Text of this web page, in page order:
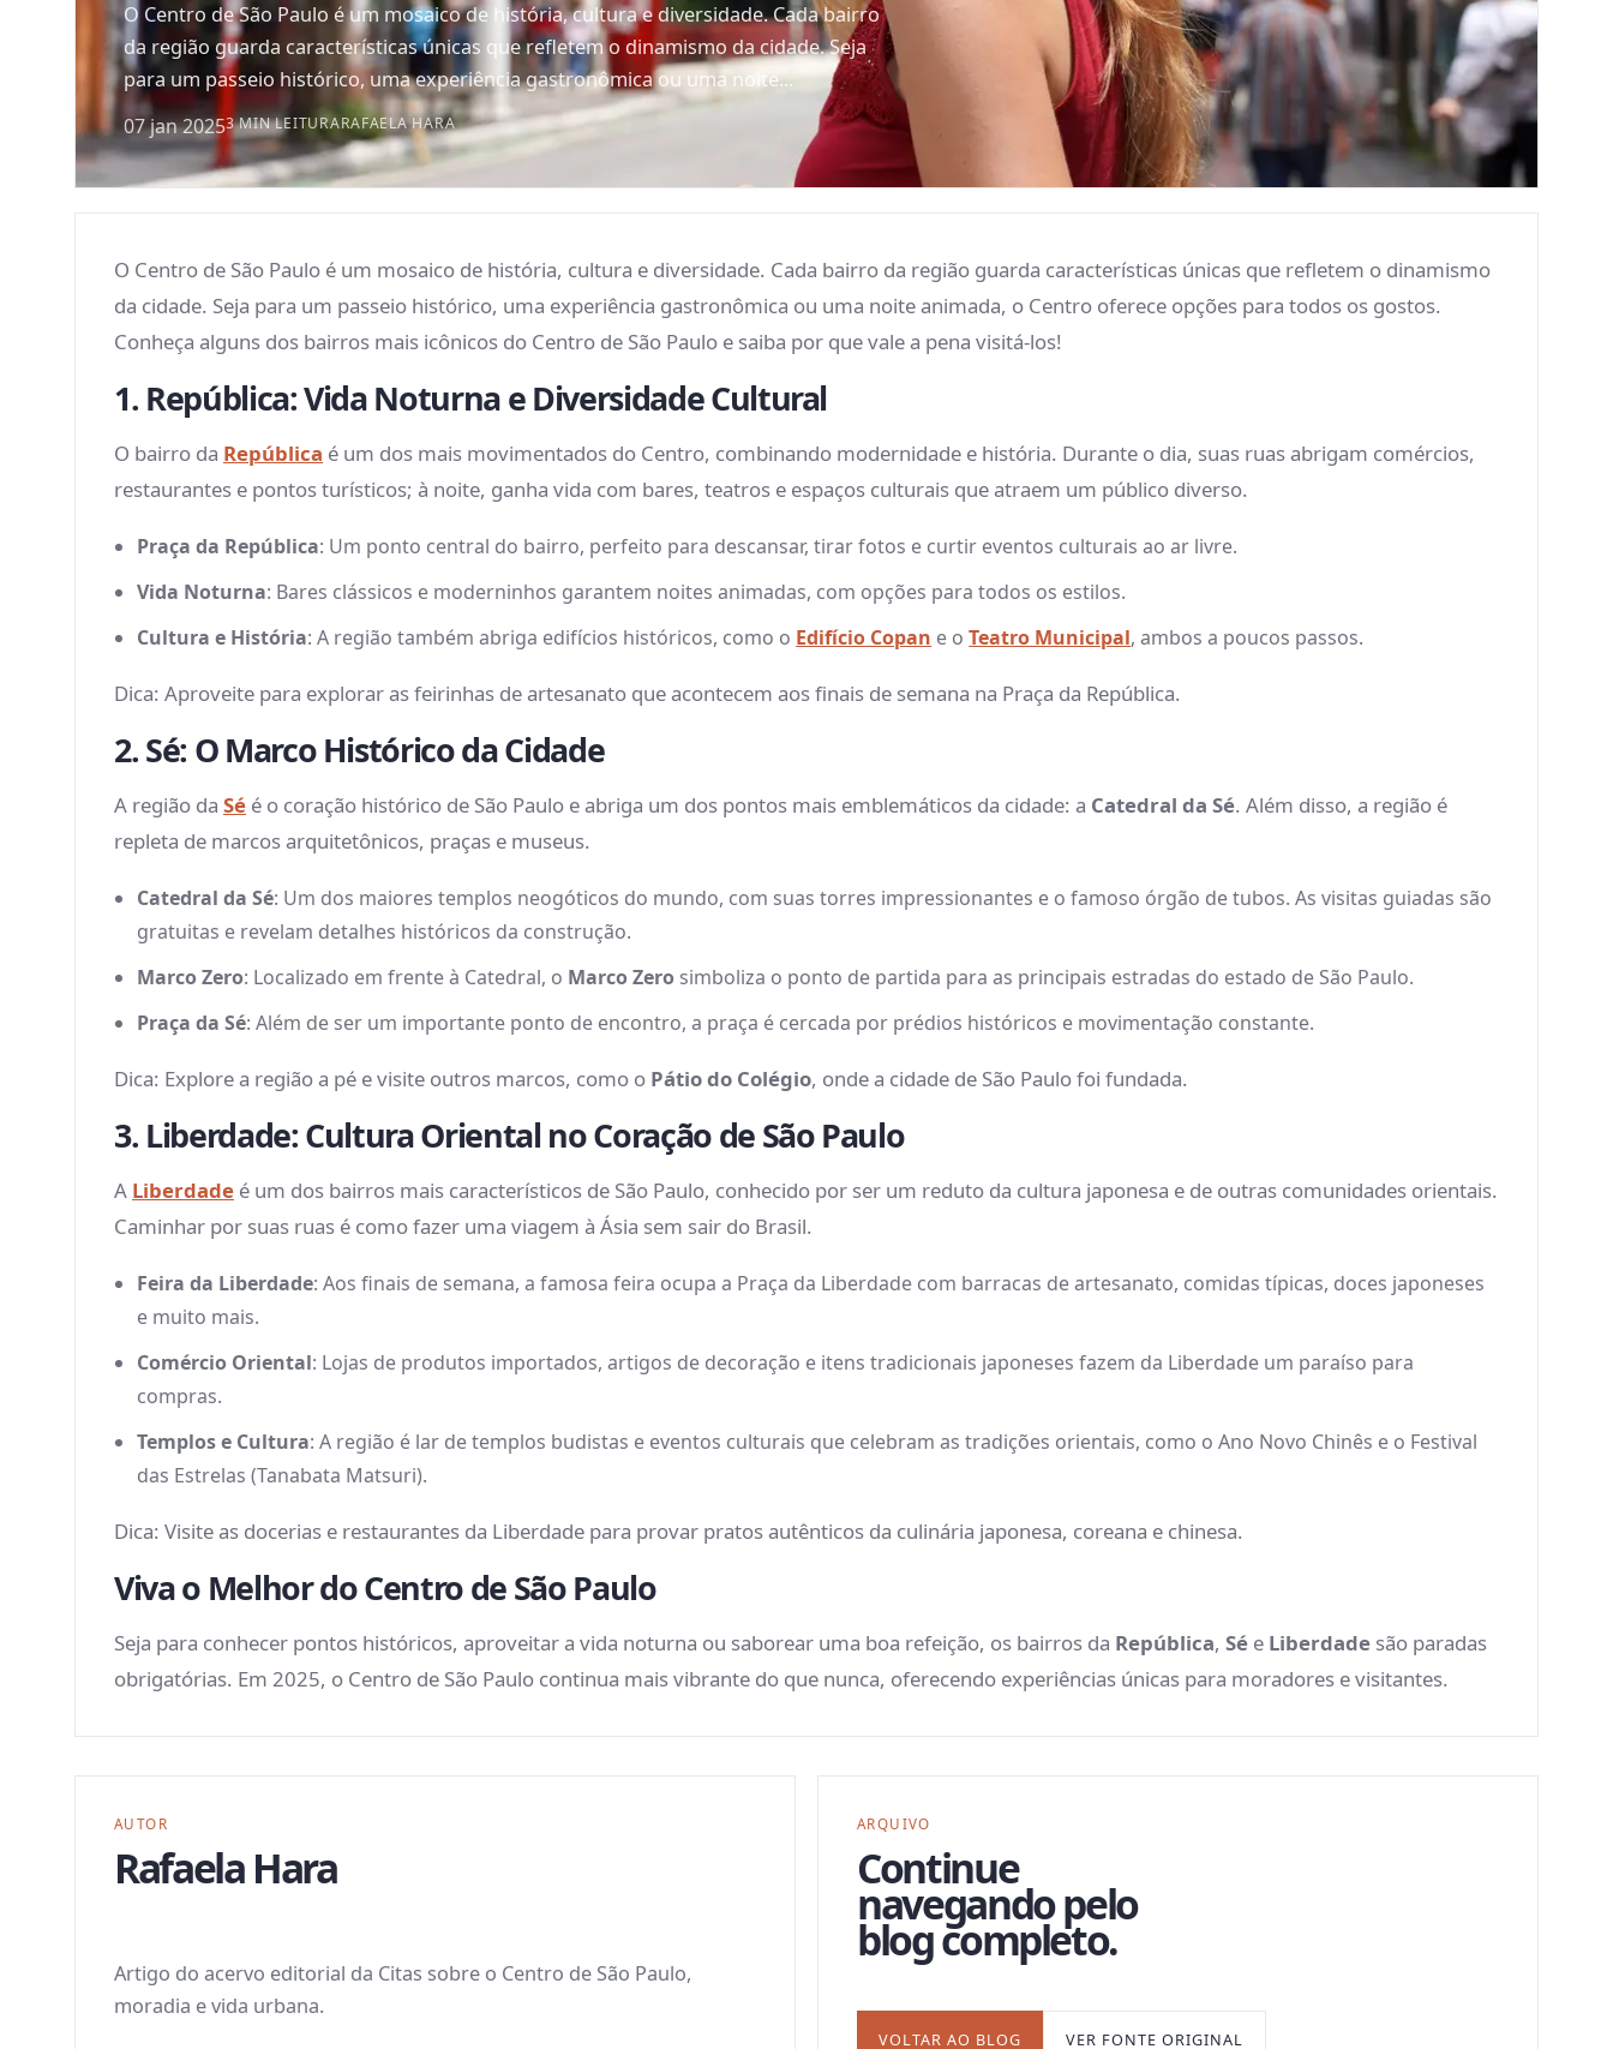
O Centro de São Paulo é um mosaico de história, cultura e diversidade. Cada bairro
da região guarda características únicas que refletem o dinamismo da cidade. Seja
para um passeio histórico, uma experiência gastronômica ou uma noite...
07 jan 20253 MIN LEITURARAFAELA HARA
O Centro de São Paulo é um mosaico de história, cultura e diversidade. Cada bairro da região guarda características únicas que refletem o dinamismo
da cidade. Seja para um passeio histórico, uma experiência gastronômica ou uma noite animada, o Centro oferece opções para todos os gostos.
Conheça alguns dos bairros mais icônicos do Centro de São Paulo e saiba por que vale a pena visitá-los!
1. República: Vida Noturna e Diversidade Cultural
O bairro da República é um dos mais movimentados do Centro, combinando modernidade e história. Durante o dia, suas ruas abrigam comércios,
restaurantes e pontos turísticos; à noite, ganha vida com bares, teatros e espaços culturais que atraem um público diverso.
Praça da República: Um ponto central do bairro, perfeito para descansar, tirar fotos e curtir eventos culturais ao ar livre.
Vida Noturna: Bares clássicos e moderninhos garantem noites animadas, com opções para todos os estilos.
Cultura e História: A região também abriga edifícios históricos, como o Edifício Copan e oTeatro Municipal, ambos a poucos passos.
Dica: Aproveite para explorar as feirinhas de artesanato que acontecem aos finais de semana na Praça da República.
2. Sé: O Marco Histórico da Cidade
A região da Sé é o coração histórico de São Paulo e abriga um dos pontos mais emblemáticos da cidade: a Catedral da Sé. Além disso, a região é
repleta de marcos arquitetônicos, praças e museus.
Catedral da Sé: Um dos maiores templos neogóticos do mundo, com suas torres impressionantes e o famoso órgão de tubos. As visitas guiadas são
gratuitas e revelam detalhes históricos da construção.
Marco Zero: Localizado em frente à Catedral, o Marco Zero simboliza o ponto de partida para as principais estradas do estado de São Paulo.
Praça da Sé: Além de ser um importante ponto de encontro, a praça é cercada por prédios históricos e movimentação constante.
Dica: Explore a região a pé e visite outros marcos, como o Pátio do Colégio, onde a cidade de São Paulo foi fundada.
3. Liberdade: Cultura Oriental no Coração de São Paulo
A Liberdade é um dos bairros mais característicos de São Paulo, conhecido por ser um reduto da cultura japonesa e de outras comunidades orientais.
Caminhar por suas ruas é como fazer uma viagem à Ásia sem sair do Brasil.
Feira da Liberdade: Aos finais de semana, a famosa feira ocupa a Praça da Liberdade com barracas de artesanato, comidas típicas, doces japoneses
e muito mais.
Comércio Oriental: Lojas de produtos importados, artigos de decoração e itens tradicionais japoneses fazem da Liberdade um paraíso para
compras.
Templos e Cultura: A região é lar de templos budistas e eventos culturais que celebram as tradições orientais, como o Ano Novo Chinês e o Festival
das Estrelas (Tanabata Matsuri).
Dica: Visite as docerias e restaurantes da Liberdade para provar pratos autênticos da culinária japonesa, coreana e chinesa.
Viva o Melhor do Centro de São Paulo
Seja para conhecer pontos históricos, aproveitar a vida noturna ou saborear uma boa refeição, os bairros da República, Sé e Liberdade são paradas
obrigatórias. Em 2025, o Centro de São Paulo continua mais vibrante do que nunca, oferecendo experiências únicas para moradores e visitantes.
AUTOR
Rafaela Hara
Artigo do acervo editorial da Citas sobre o Centro de São Paulo,
moradia e vida urbana.
ARQUIVO
Continue
navegando pelo
blog completo.
VOLTAR AO BLOG VER FONTE ORIGINAL